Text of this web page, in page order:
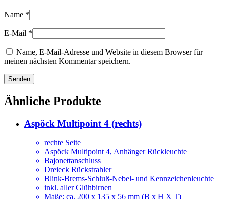
Name *
E-Mail *
Name, E-Mail-Adresse und Website in diesem Browser für
meinen nächsten Kommentar speichern.
Ähnliche Produkte
Aspöck Multipoint 4 (rechts)
rechte Seite
Aspöck Multipoint 4, Anhänger Rückleuchte
Bajonettanschluss
Dreieck Rückstrahler
Blink-Brems-Schluß-Nebel- und Kennzeichenleuchte
inkl. aller Glühbirnen
Maße: ca. 200 x 135 x 56 mm (B x H X T)